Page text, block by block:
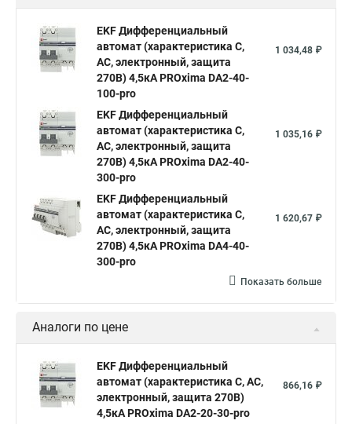
EKF Дифференциальный
автомат (характеристика C,
AC, электронный, защита
270В) 4,5кА PROxima DA2-40-
100-pro
1 034,48 ₽
EKF Дифференциальный
автомат (характеристика C,
AC, электронный, защита
270В) 4,5кА PROxima DA2-40-
300-pro
1 035,16 ₽
EKF Дифференциальный
автомат (характеристика C,
AC, электронный, защита
270В) 4,5кА PROxima DA4-40-
300-pro
1 620,67 ₽
Показать больше
Аналоги по цене
EKF Дифференциальный
автомат (характеристика C, AC,
электронный, защита 270В)
4,5кА PROxima DA2-20-30-pro
866,16 ₽